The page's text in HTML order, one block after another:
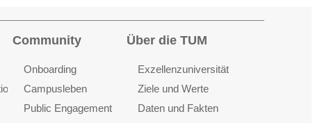
Community
Onboarding
Campusleben
Public Engagement
Über die TUM
Exzellenzuniversität
Ziele und Werte
Daten und Fakten